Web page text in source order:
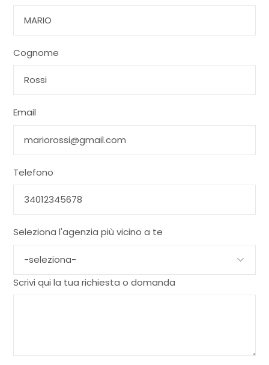
Cognome
Email
Telefono
Seleziona l'agenzia più vicino a te
Scrivi qui la tua richiesta o domanda